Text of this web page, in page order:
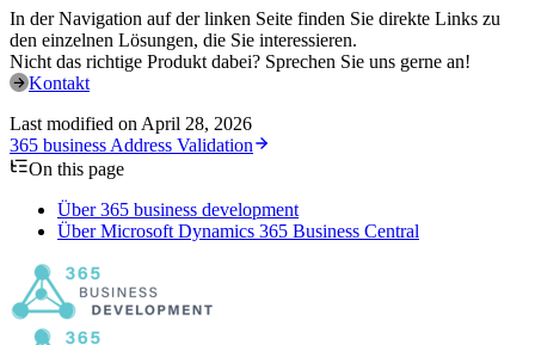
In der Navigation auf der linken Seite finden Sie direkte Links zu
den einzelnen Lösungen, die Sie interessieren.
Nicht das richtige Produkt dabei? Sprechen Sie uns gerne an!
Kontakt
Last modified on April 28, 2026
365 business Address Validation
On this page
Über 365 business development
Über Microsoft Dynamics 365 Business Central